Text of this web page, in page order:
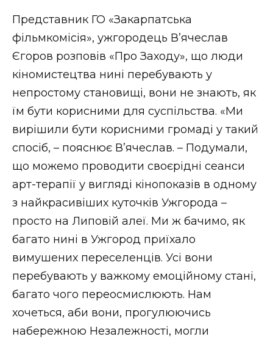
Представник ГО «Закарпатська
фільмкомісія», ужгородець В’ячеслав
Єгоров розповів «Про Заходу», що люди
кіномистецтва нині перебувають у
непростому становищі, вони не знають, як
їм бути корисними для суспільства. «Ми
вирішили бути корисними громаді у такий
спосіб, – пояснює В’ячеслав. – Подумали,
що можемо проводити своєрідні сеанси
арт-терапії у вигляді кінопоказів в одному
з найкрасивіших куточків Ужгорода –
просто на Липовій алеї. Ми ж бачимо, як
багато нині в Ужгород приїхало
вимушених переселенців. Усі вони
перебувають у важкому емоційному стані,
багато чого переосмислюють. Нам
хочеться, аби вони, прогулюючись
набережною Незалежності, могли